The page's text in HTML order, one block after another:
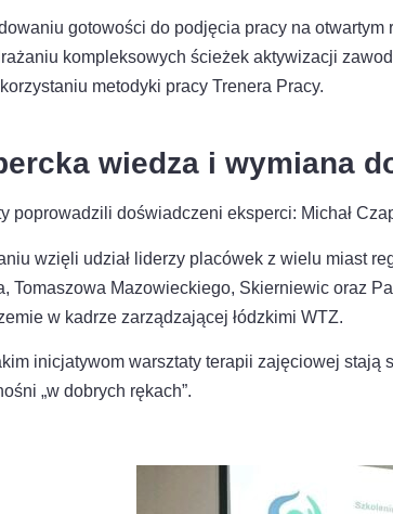
gotowości do podjęcia pracy na otwartym
kompleksowych ścieżek aktywizacji
metodyki pracy Trenera Pracy.
wiedza i wymiana
poprowadzili doświadczeni eksperci: Michał
wzięli udział liderzy placówek z wielu miast
Tomaszowa Mazowieckiego, Skierniewic oraz
w kadrze zarządzającej łódzkimi WTZ.
inicjatywom warsztaty terapii zajęciowej
„w dobrych rękach”.